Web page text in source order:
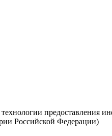
предоставления
Российской Федерации)